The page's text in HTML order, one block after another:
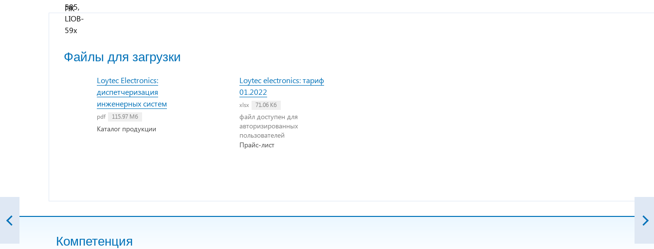
Файлы для загрузки
Loytec Electronics:
диспетчеризация
инженерных систем
pdf 115.97 Мб
Каталог продукции
Loytec electronics: тариф
01.2022
xlsx 71.06 Кб
файл доступен для
авторизированных
пользователей
Прайс-лист
Компетенция